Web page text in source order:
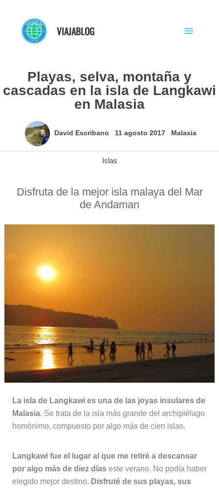
contenido
VIAJABLOG
Playas, selva, montaña y
cascadas en la isla de Langkawi
en Malasia
David Escribano 11 agosto 2017 Malasia
Islas
Disfruta de la mejor isla malaya del Mar
de Andaman
La isla de Langkawi es una de las joyas insulares de
Malasia. Se trata de la isla más grande del archipiélago
homónimo, compuesto por algo más de cien islas.
Langkawi fue el lugar al que me retiré a descansar
por algo más de diez díaseste verano. No podía haber
elegido mejor destino. Disfruté de sus playas, sus